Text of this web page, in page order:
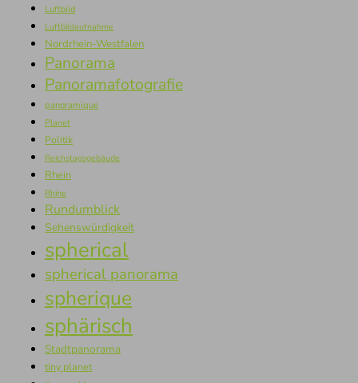
Luftbild
Luftbildaufnahme
Nordrhein-Westfalen
Panorama
Panoramafotografie
panoramique
Planet
Politik
Reichstagsgebäude
Rhein
Rhine
Rundumblick
Sehenswürdigkeit
spherical
spherical panorama
spherique
sphärisch
Stadtpanorama
tiny planet